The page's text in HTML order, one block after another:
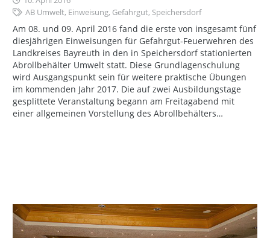
AB Umwelt, Einweisung, Gefahrgut, Speichersdorf
Am 08. und 09. April 2016 fand die erste von insgesamt fünf
diesjährigen Einweisungen für Gefahrgut-Feuerwehren des
Landkreises Bayreuth in den in Speichersdorf stationierten
Abrollbehälter Umwelt statt. Diese Grundlagenschulung
wird Ausgangspunkt sein für weitere praktische Übungen
im kommenden Jahr 2017. Die auf zwei Ausbildungstage
gesplittete Veranstaltung begann am Freitagabend mit
einer allgemeinen Vorstellung des Abrollbehälters…